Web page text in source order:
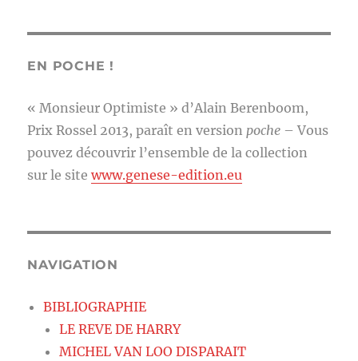
EN POCHE !
« Monsieur Optimiste » d’Alain Berenboom,
Prix Rossel 2013, paraît en version poche – Vous
pouvez découvrir l’ensemble de la collection
sur le sitewww.genese-edition.eu
NAVIGATION
BIBLIOGRAPHIE
LE REVE DE HARRY
MICHEL VAN LOO DISPARAIT